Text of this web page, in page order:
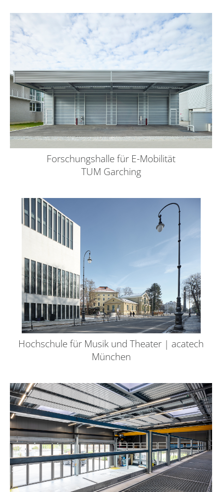
Forschungshalle für E-Mobilität
TUM Garching
Hochschule für Musik und Theater | acatech
München